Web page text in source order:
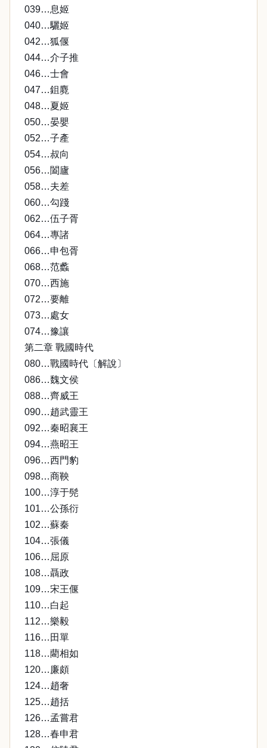
039…息姬
040…驪姬
042…狐偃
044…介子推
046…士會
047…鉏麑
048…夏姬
050…晏嬰
052…子產
054…叔向
056…闔廬
058…夫差
060…勾踐
062…伍子胥
064…專諸
066…申包胥
068…范蠡
070…西施
072…要離
073…處女
074…豫讓
第二章 戰國時代
080…戰國時代〔解說〕
086…魏文侯
088…齊威王
090…趙武靈王
092…秦昭襄王
094…燕昭王
096…西門豹
098…商鞅
100…淳于髡
101…公孫衍
102…蘇秦
104…張儀
106…屈原
108…聶政
109…宋王偃
110…白起
112…樂毅
116…田單
118…藺相如
120…廉頗
124…趙奢
125…趙括
126…孟嘗君
128…春申君